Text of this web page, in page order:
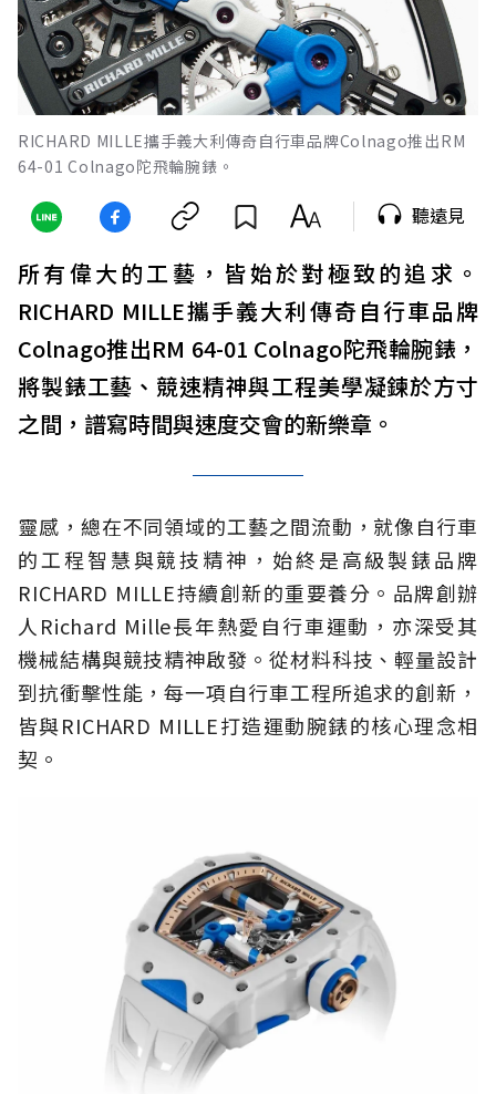
RICHARD MILLE攜手義大利傳奇自行車品牌Colnago推出RM
64-01 Colnago陀飛輪腕錶。
聽遠見
所有偉大的工藝，皆始於對極致的追求。
RICHARD MILLE攜手義大利傳奇自行車品牌
Colnago推出RM 64-01 Colnago陀飛輪腕錶，
將製錶工藝、競速精神與工程美學凝鍊於方寸
之間，譜寫時間與速度交會的新樂章。
靈感，總在不同領域的工藝之間流動，就像自行車
的工程智慧與競技精神，始終是高級製錶品牌
RICHARD MILLE持續創新的重要養分。品牌創辦
人Richard Mille長年熱愛自行車運動，亦深受其
機械結構與競技精神啟發。從材料科技、輕量設計
到抗衝擊性能，每一項自行車工程所追求的創新，
皆與RICHARD MILLE打造運動腕錶的核心理念相
契。